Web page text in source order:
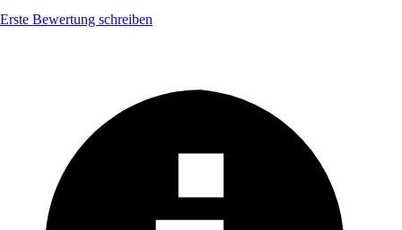
Erste Bewertung schreiben